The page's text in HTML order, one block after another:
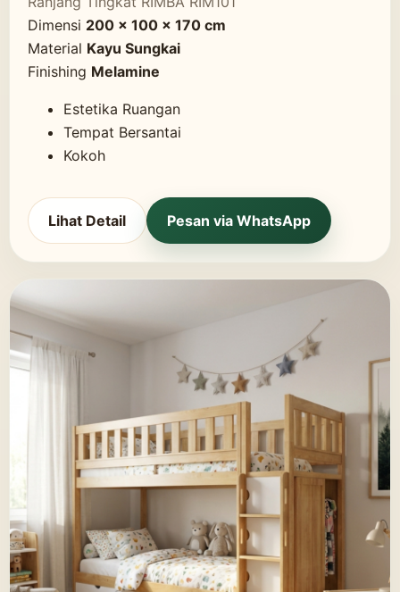
Dimensi 200 x 100 x 170 cm
Material Kayu Sungkai
Finishing Melamine
Estetika Ruangan
Tempat Bersantai
Kokoh
Lihat Detail Pesan via WhatsApp